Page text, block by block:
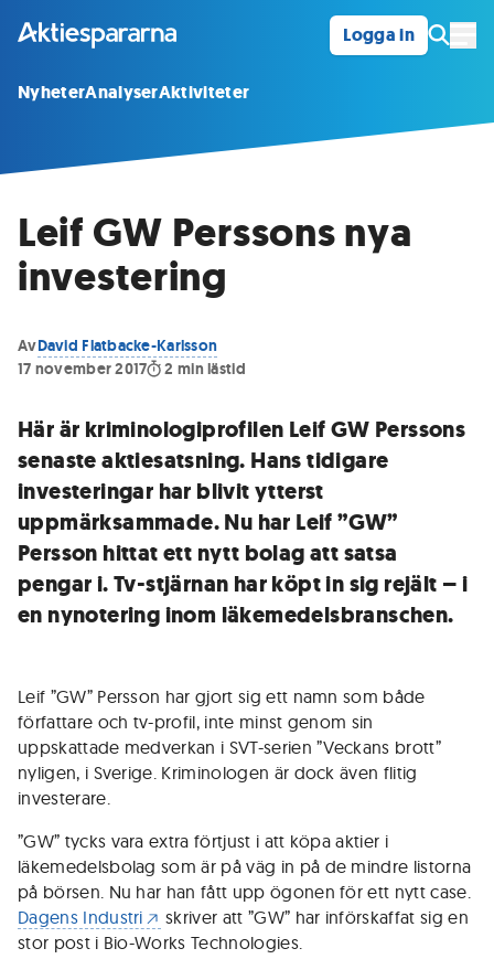
Logga in
NyheterAnalyserAktiviteter
Leif GW Perssons nya
investering
AvDavid Flatbacke-Karlsson
17 november 2017
2 min lästid
Här är kriminologiprofilen Leif GW Perssons
senaste aktiesatsning. Hans tidigare
investeringar har blivit ytterst
uppmärksammade. Nu har Leif ”GW”
Persson hittat ett nytt bolag att satsa
pengar i. Tv-stjärnan har köpt in sig rejält – i
en nynotering inom läkemedelsbranschen.
Leif ”GW” Persson har gjort sig ett namn som både
författare och tv-profil, inte minst genom sin
uppskattade medverkan i SVT-serien ”Veckans brott”
nyligen, i Sverige. Kriminologen är dock även flitig
investerare.
”GW” tycks vara extra förtjust i att köpa aktier i
läkemedelsbolag som är på väg in på de mindre listorna
på börsen. Nu har han fått upp ögonen för ett nytt case.
Dagens Industri
skriver att ”GW” har införskaffat sig en
stor post i Bio-Works Technologies.